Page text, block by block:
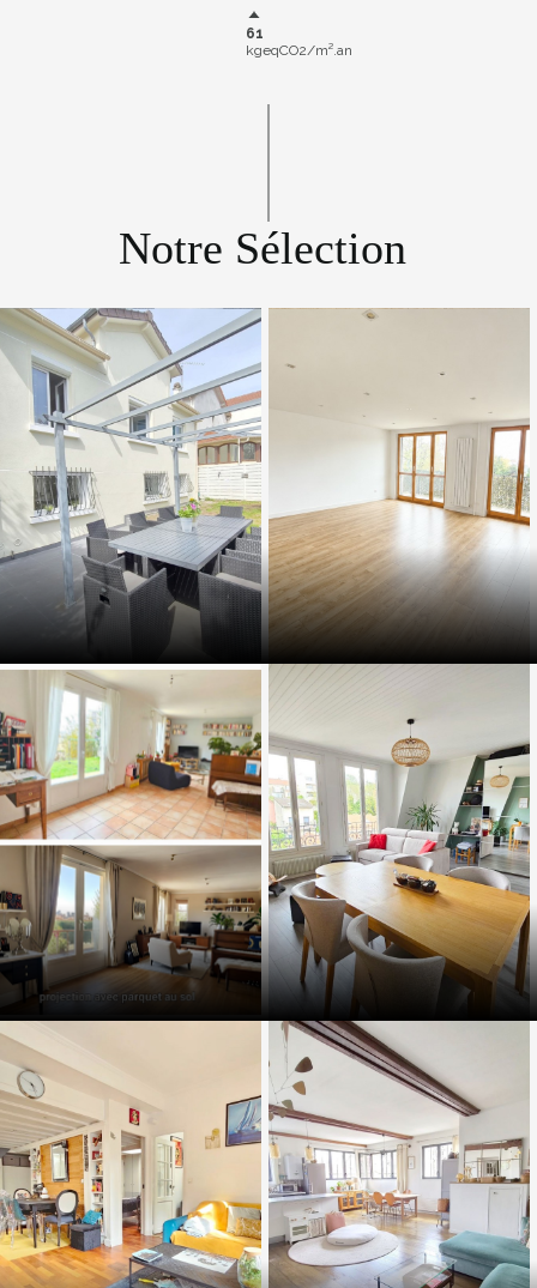
61
kgeqCO2/m².an
Notre Sélection